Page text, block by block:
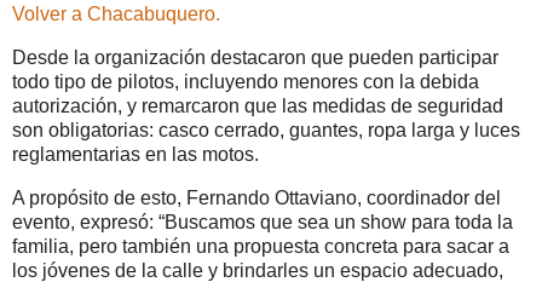
Volver a Chacabuquero.
Desde la organización destacaron que pueden participar
todo tipo de pilotos, incluyendo menores con la debida
autorización, y remarcaron que las medidas de seguridad
son obligatorias: casco cerrado, guantes, ropa larga y luces
reglamentarias en las motos.
A propósito de esto, Fernando Ottaviano, coordinador del
evento, expresó: “Buscamos que sea un show para toda la
familia, pero también una propuesta concreta para sacar a
los jóvenes de la calle y brindarles un espacio adecuado,